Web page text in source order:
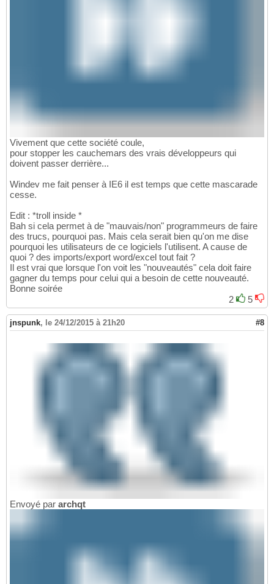
Vivement que cette société coule,
pour stopper les cauchemars des vrais développeurs qui
doivent passer derrière...
Windev me fait penser à IE6 il est temps que cette mascarade
cesse.
Edit : *troll inside *
Bah si cela permet à de "mauvais/non" programmeurs de faire
des trucs, pourquoi pas. Mais cela serait bien qu'on me dise
pourquoi les utilisateurs de ce logiciels l'utilisent. A cause de
quoi ? des imports/export word/excel tout fait ?
Il est vrai que lorsque l'on voit les "nouveautés" cela doit faire
gagner du temps pour celui qui a besoin de cette nouveauté.
Bonne soirée
2
5
jnspunk, le 24/12/2015 à 21h20 #8
Envoyé par archqt